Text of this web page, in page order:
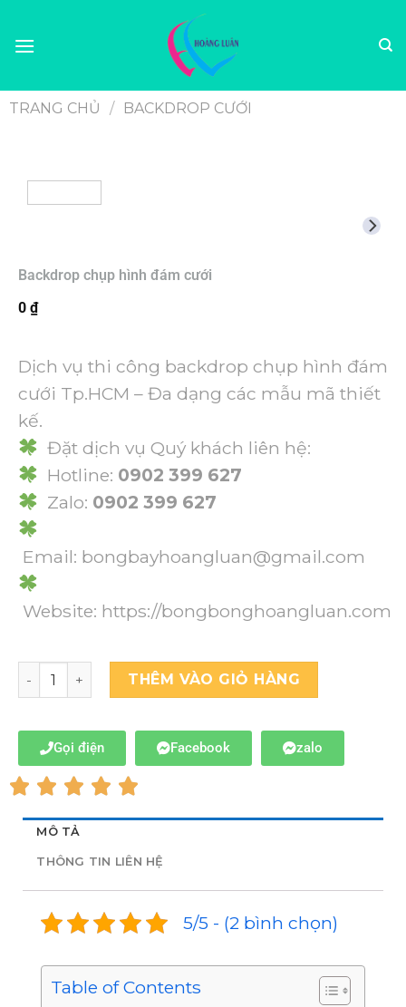
TRANG CHỦ / BACKDROP CƯỚI
Backdrop chụp hình đám cưới
0 ₫
Dịch vụ thi công backdrop chụp hình đám
cưới Tp.HCM – Đa dạng các mẫu mã thiết
kế.
Đặt dịch vụ Quý khách liên hệ:
Hotline: 0902 399 627
Zalo: 0902 399 627
Email: bongbayhoangluan@gmail.com
Website: https://bongbonghoangluan.com
THÊM VÀO GIỎ HÀNG
Gọi điện Facebook zalo
MÔ TẢ
THÔNG TIN LIÊN HỆ
5/5 - (2 bình chọn)
Table of Contents